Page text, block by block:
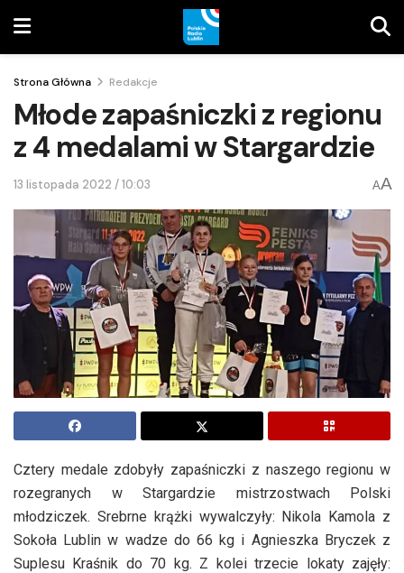
Strona Główna Redakcje
Młode zapaśniczki z regionu
z 4 medalami w Stargardzie
13 listopada 2022 / 10:03 AA
Cztery medale zdobyły zapaśniczki z naszego regionu w
rozegranych w Stargardzie mistrzostwach Polski
młodziczek. Srebrne krążki wywalczyły: Nikola Kamola z
Sokoła Lublin w wadze do 66 kg i Agnieszka Bryczek z
Suplesu Kraśnik do 70 kg. Z kolei trzecie lokaty zajęły: